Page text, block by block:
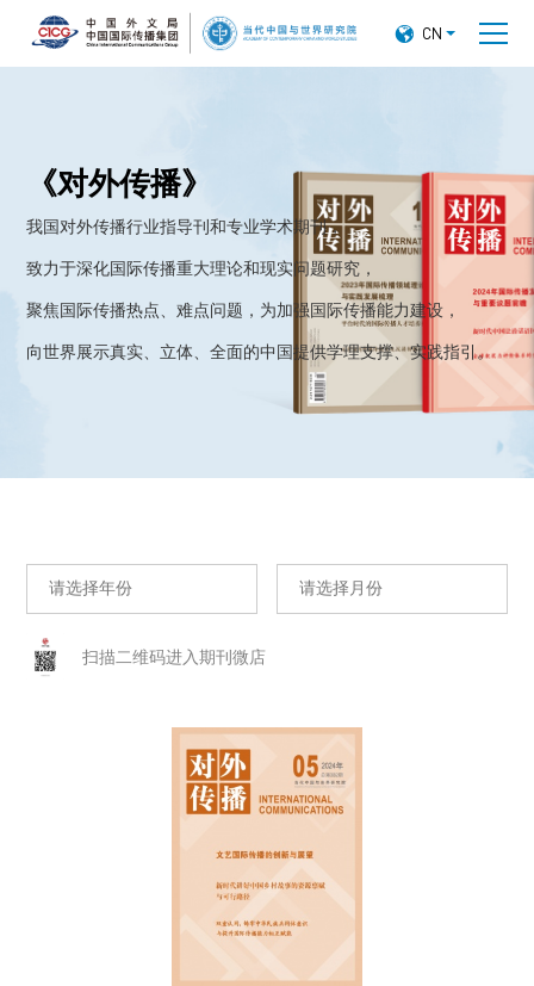
 CN
《对外传播》
我国对外传播行业指导刊和专业学术期刊，
致力于深化国际传播重大理论和现实问题研究，
聚焦国际传播热点、难点问题，为加强国际传播能力建设，
向世界展示真实、立体、全面的中国提供学理支撑、实践指引。
扫描二维码进入期刊微店